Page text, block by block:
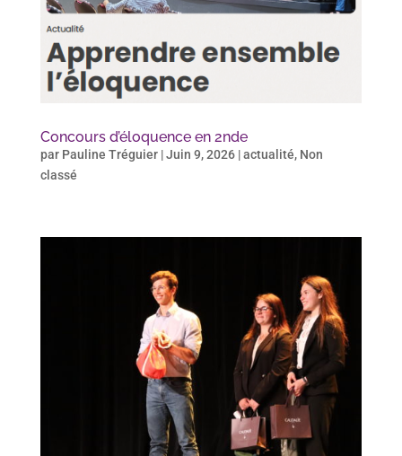
Concours d’éloquence en 2nde
par Pauline Tréguier|Juin 9, 2026|actualité, Non
classé